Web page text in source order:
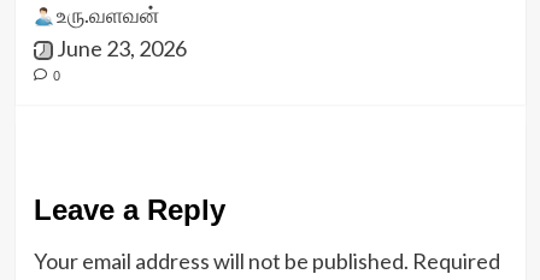
உரு.வளவன்
June 23, 2026
0
Leave a Reply
Your email address will not be published. Required